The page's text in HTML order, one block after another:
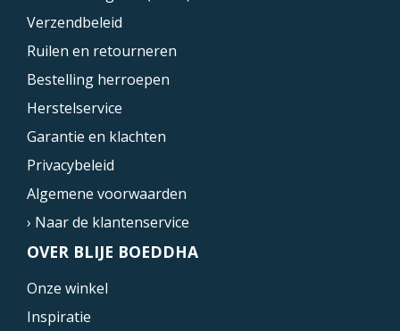
Verzendbeleid
Ruilen en retourneren
Bestelling herroepen
Herstelservice
Garantie en klachten
Privacybeleid
Algemene voorwaarden
› Naar de klantenservice
OVER BLIJE BOEDDHA
Onze winkel
Inspiratie